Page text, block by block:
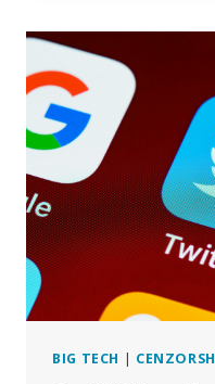
–
WSJ
MOST
MEG,
BIG TECH |